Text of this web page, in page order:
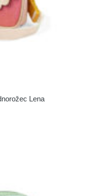
Lena